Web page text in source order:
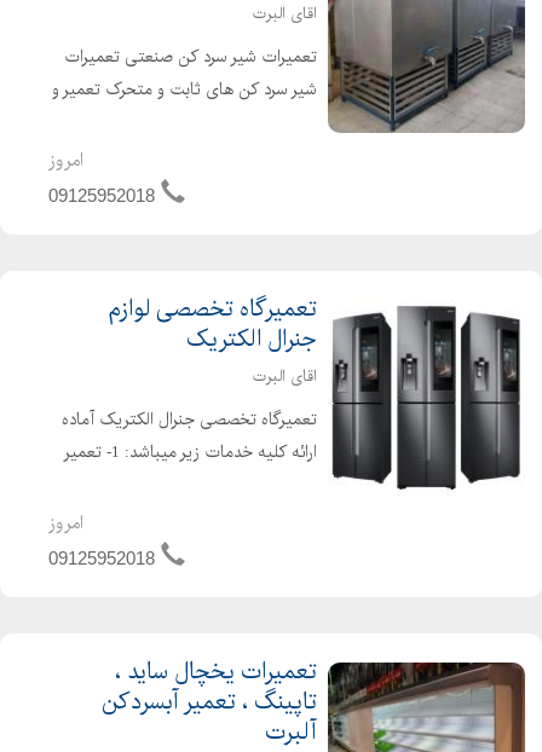
اقای البرت
تعمیرات شیر سرد کن صنعتی تعمیرات
شیر سرد کن های ثابت و متحرک تعمیر و
اداری و صنعتی و دیجیتال تعمیر شیر
سردکن ، تعمیرات تاپینگ بستنی ،
امروز
09125952018
تعمیرگاه تخصصی لوازم
جنرال الکتریک
اقای البرت
تعمیرگاه تخصصی جنرال الکتریک آماده
ارائه کلیه خدمات زیر میباشد: 1- تعمیر
نصب انواع شیر آبسردکن 4-تعمیرات انواع
آبسردکن های استیل 5-تعمیر و فروش
امروز
09125952018
تعمیرات یخچال ساید ،
تاپینگ ، تعمیر آبسردکن
آلبرت